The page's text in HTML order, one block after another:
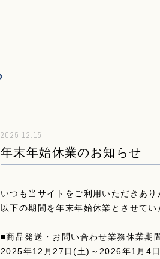
2025.12.15
年末年始休業のお知らせ
いつも当サイトをご利用いただきあり
以下の期間を年末年始休業とさせてい
■商品発送・お問い合わせ業務休業期
2025年12月27日(土)～2026年1月4